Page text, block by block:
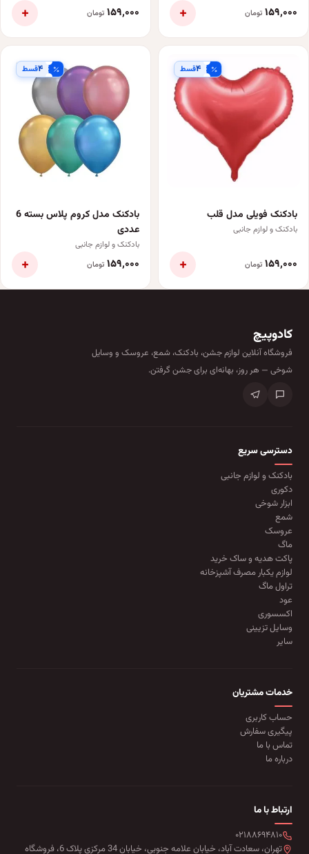
۱۵۹٬۰۰۰ تومان + ۱۵۹٬۰۰۰ تومان +
۴قسط
بادکنک فویلی مدل قلب
بادکنک و لوازم جانبی
۱۵۹٬۰۰۰ تومان +
۴قسط
بادکنک مدل کروم پلاس بسته 6
عددی
بادکنک و لوازم جانبی
۱۵۹٬۰۰۰ تومان +
کادوپیچ
فروشگاه آنلاین لوازم جشن، بادکنک، شمع، عروسک و وسایل
شوخی — هر روز، بهانه‌ای برای جشن گرفتن.
دسترسی سریع
بادکنک و لوازم جانبی
دکوری
ابزار شوخی
شمع
عروسک
ماگ
پاکت هدیه و ساک خرید
لوازم یکبار مصرف آشپزخانه
تراول ماگ
عود
اکسسوری
وسایل تزیینی
سایر
خدمات مشتریان
حساب کاربری
پیگیری سفارش
تماس با ما
درباره ما
ارتباط با ما
۰۲۱۸۸۶۹۴۸۱۰
تهران، سعادت آباد، خیابان علامه جنوبی، خیابان 34 مرکزی پلاک 6، فروشگاه